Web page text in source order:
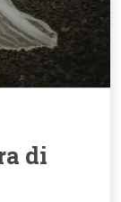
di